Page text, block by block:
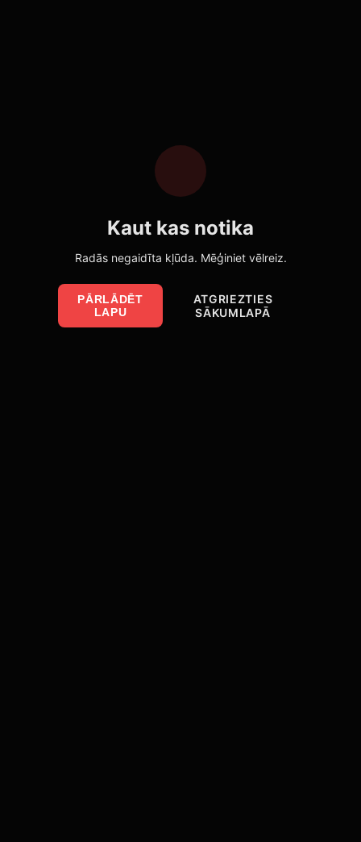
Kaut kas notika
Radās negaidīta kļūda. Mēģiniet vēlreiz.
PĀRLĀDĒT
LAPU
ATGRIEZTIES
SĀKUMLAPĀ